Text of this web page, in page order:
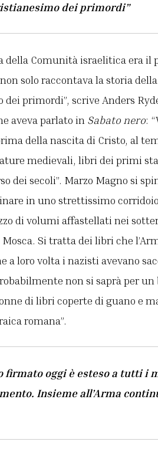
dei primordi”
della Comunità israelitica era
solo raccontava la storia
primordi”, scrive Anders
aveva parlato in Sabato nero:
della nascita di Cristo, al
medievali, libri dei primi
dei secoli”. Marzo Magno si
in uno strettissimo
di volumi affastellati nei
Si tratta dei libri che
a loro volta i nazisti avevano
non si saprà per
di libri coperte di guano e
romana”.
firmato oggi è esteso a tutti i
Insieme all’Arma